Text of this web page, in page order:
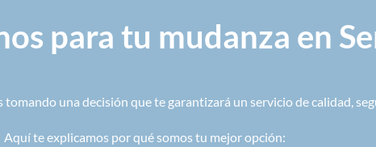
para tu mudanza en
una decisión que te garantizará un servicio de calidad,
Aquí te explicamos por qué somos tu mejor opción: